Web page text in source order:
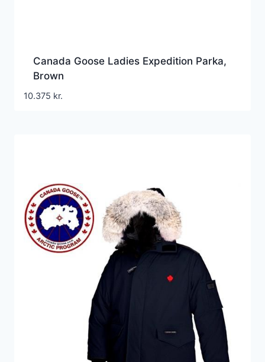
Canada Goose Ladies Expedition Parka,
Brown
10.375 kr.